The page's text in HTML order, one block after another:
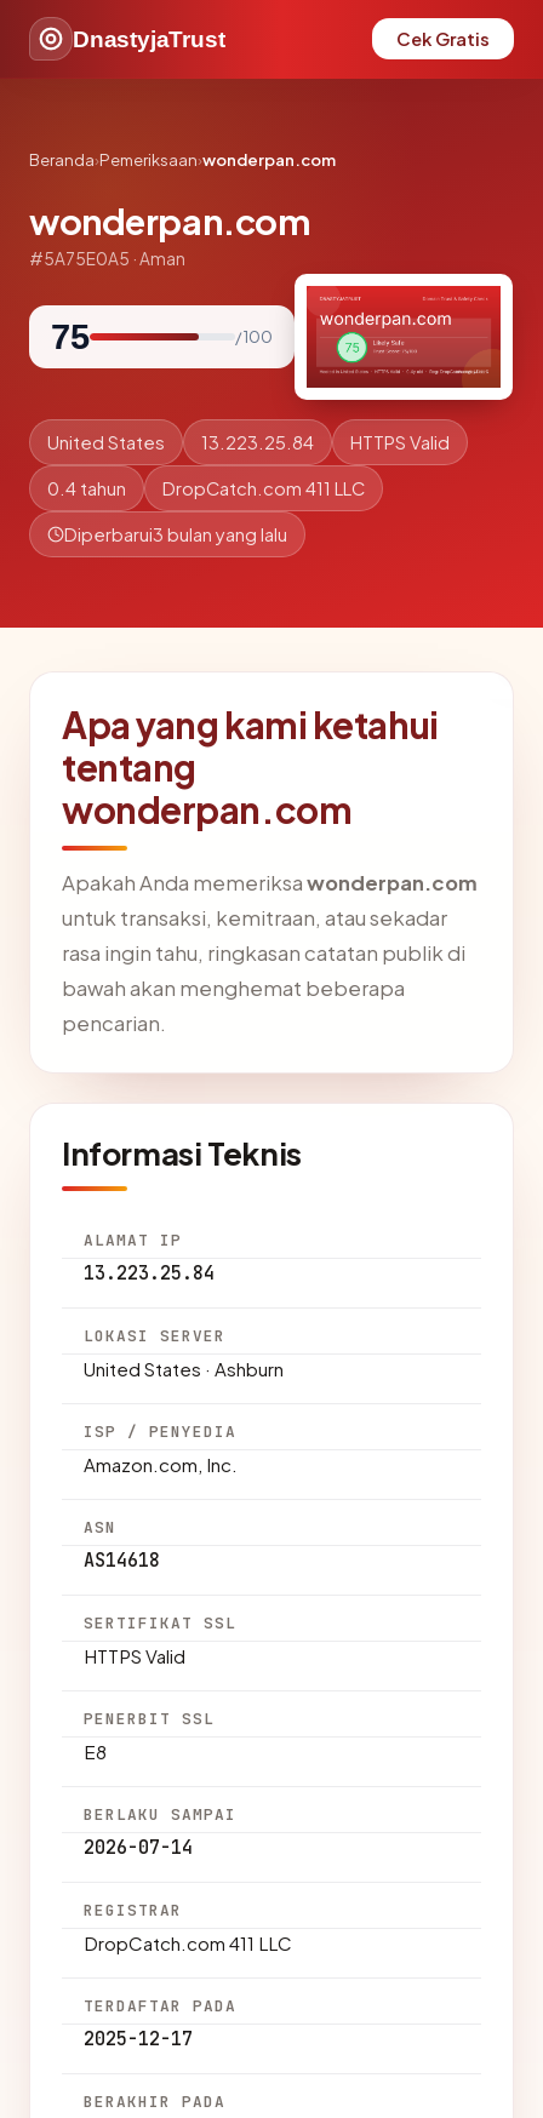
DnastyjaTrust Cek Gratis
Beranda›Pemeriksaan›wonderpan.com
wonderpan.com
#5A75E0A5 · Aman
75 / 100
United States 13.223.25.84 HTTPS Valid
0.4 tahun DropCatch.com 411 LLC
Diperbarui3 bulan yang lalu
Apa yang kami ketahui
tentang
wonderpan.com
Apakah Anda memeriksawonderpan.com
untuk transaksi, kemitraan, atau sekadar
rasa ingin tahu, ringkasan catatan publik di
bawah akan menghemat beberapa
pencarian.
Informasi Teknis
ALAMAT IP
13.223.25.84
LOKASI SERVER
United States · Ashburn
ISP / PENYEDIA
Amazon.com, Inc.
ASN
AS14618
SERTIFIKAT SSL
HTTPS Valid
PENERBIT SSL
E8
BERLAKU SAMPAI
2026-07-14
REGISTRAR
DropCatch.com 411 LLC
TERDAFTAR PADA
2025-12-17
BERAKHIR PADA